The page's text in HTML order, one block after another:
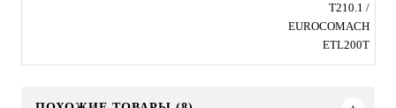
T210.1 /
EUROCOMACH
ETL200T